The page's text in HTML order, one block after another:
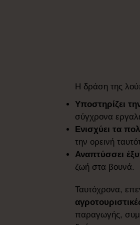
Η δράση της
Υποστηρίζει
σύγχρονα
Ενισχύει τα
την ορεινή
Αναπτύσσει
ζωή στα βουνά.
Ταυτόχρονα,
παραγωγής,